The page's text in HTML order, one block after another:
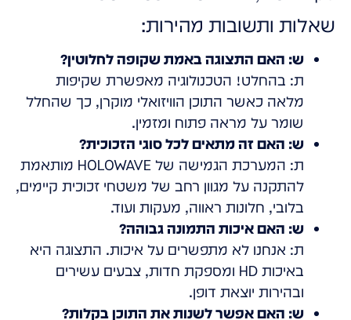
שאלות ותשובות מהירות:
ש: האם התצוגה באמת שקופה לחלוטין?
ת: בהחלט! הטכנולוגיה מאפשרת שקיפות
מלאה כאשר התוכן הוויזואלי מוקרן, כך שהחלל
שומר על מראה פתוח ומזמין.
ש: האם זה מתאים לכל סוגי הזכוכית?
ת: המערכת הגמישה של HOLOWAVE מותאמת
להתקנה על מגוון רחב של משטחי זכוכית קיימים,
בלובי, חלונות ראווה, מעקות ועוד.
ש: האם איכות התמונה גבוהה?
ת: אנחנו לא מתפשרים על איכות. התצוגה היא
באיכות HD ומספקת חדות, צבעים עשירים
ובהירות יוצאת דופן.
ש: האם אפשר לשנות את התוכן בקלות?